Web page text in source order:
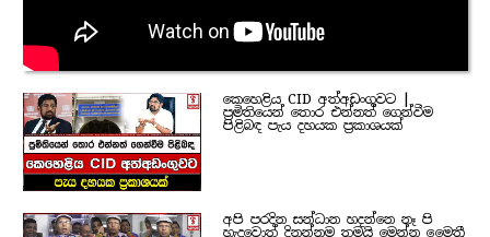
කෙහෙළිය CID අත්අඩංගුවට |
ප්‍රමිතියෙන් තොර එන්නත් ගෙන්වීම
පිළිබඳ පැය දහයක ප්‍රකාශයක්
අපි පරදින සන්ධාන හදන්නෙ නෑ පි
හැදුවොත් දිනන්නම තමයි මෙන්න මෛත්‍රී